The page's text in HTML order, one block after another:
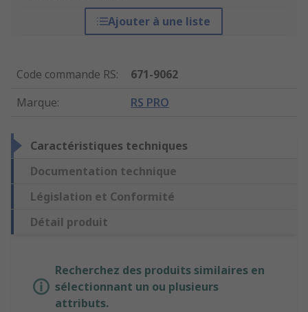
Ajouter à une liste
Code commande RS:
671-9062
Marque: RS PRO
Caractéristiques techniques
Documentation technique
Législation et Conformité
Détail produit
Recherchez des produits similaires en
sélectionnant un ou plusieurs
attributs.